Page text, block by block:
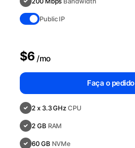
Public IP
2 x 3.3 GHzCPU
2 GB RAM
60 GB NVMe
$6 /mo
Faça o pedido